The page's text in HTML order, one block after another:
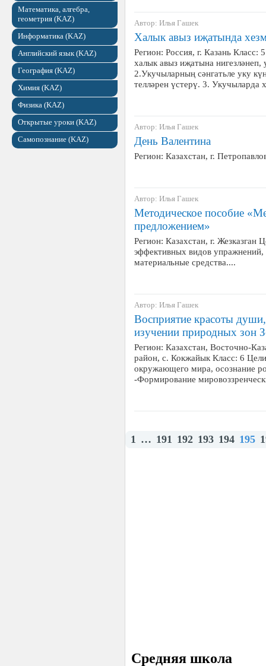
Математика, алгебра,
геометрия (KAZ)
Информатика (KAZ)
Английский язык (KAZ)
География (KAZ)
Химия (KAZ)
Физика (KAZ)
Открытые уроки (KAZ)
Самопознание (KAZ)
Автор: Илья Гашек
Халык авыз иҗатында
Регион: Россия, г. Казань
халык авыз иҗатына
2.Укучыларның сәнгатьле уку
телләрен үстерү. 3.
Автор: Илья Гашек
День Валентина
Регион: Казахстан, г.
Автор: Илья Гашек
Методическое пособие
предложением»
Регион: Казахстан, г. Жезказган
эффективных видов
материальные средства....
Автор: Илья Гашек
Восприятие красоты
изучении природных зон
Регион: Казахстан, Восточно-
район, с. Кокжайык Класс: 6
окружающего мира, осознание
-Формирование
1 … 191 192 193 194 195
Средняя школа